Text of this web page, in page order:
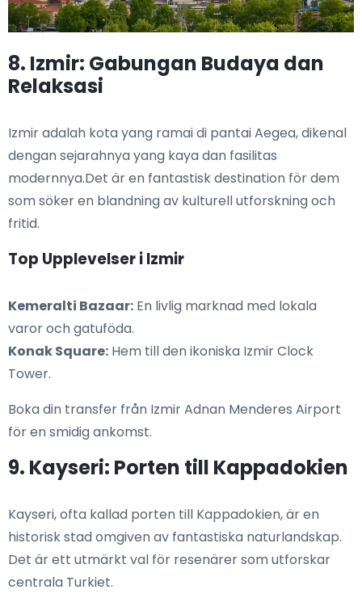
8. Izmir: Gabungan Budaya dan
Relaksasi
Izmir adalah kota yang ramai di pantai Aegea, dikenal
dengan sejarahnya yang kaya dan fasilitas
modernnya.Det är en fantastisk destination för dem
som söker en blandning av kulturell utforskning och
fritid.
Top Upplevelser i Izmir
Kemeralti Bazaar: En livlig marknad med lokala
varor och gatuföda.
Konak Square: Hem till den ikoniska Izmir Clock
Tower.
Boka din transfer från Izmir Adnan Menderes Airport
för en smidig ankomst.
9. Kayseri: Porten till Kappadokien
Kayseri, ofta kallad porten till Kappadokien, är en
historisk stad omgiven av fantastiska naturlandskap.
Det är ett utmärkt val för resenärer som utforskar
centrala Turkiet.